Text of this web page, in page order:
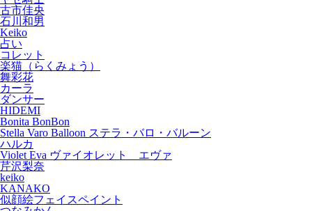
古市佳央
石川和男
Keiko
占い
コレット
楽猫（らくみょう）
舞彩花
カーラ
ダンサー
HIDEMI
Bonita BonBon
Stella Varo Balloon ステラ・バロ・バルーン
ハルカ
Violet Eva ヴァイオレット エヴァ
芹沢梨奈
keiko
KANAKO
似顔絵フェイスペイント